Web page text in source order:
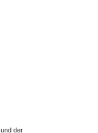
der